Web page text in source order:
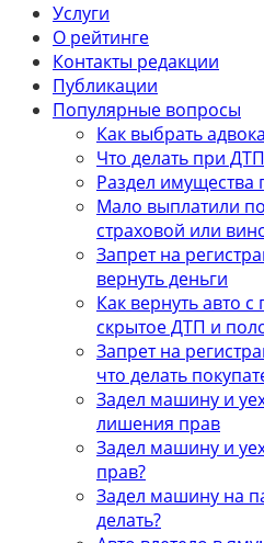
Услуги
О рейтинге
Контакты редакции
Публикации
Популярные вопросы
Как выбрать
Что делать при
Раздел имущества
Мало выплатили
страховой или
Запрет на
вернуть деньги
Как вернуть авто
скрытое ДТП и
Запрет на
что делать
Задел машину и
лишения прав
Задел машину и
прав?
Задел машину на
делать?